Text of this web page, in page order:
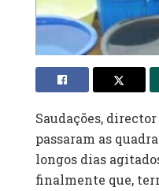
Saudações,
passaram as
longos dias
finalmente que,